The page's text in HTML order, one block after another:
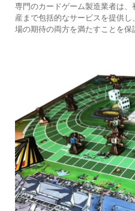
専門のカードゲーム製造業者は
産まで包括的なサービスを提供
場の期待の両方を満たすことを保